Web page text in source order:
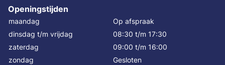
Openingstijden
maandag
Op afspraak
dinsdag t/m vrijdag
08:30 t/m 17:30
zaterdag
09:00 t/m 16:00
zondag
Gesloten